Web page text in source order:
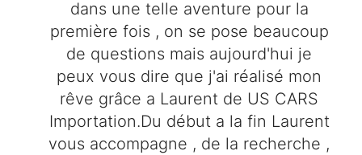
dans une telle aventure pour la
première fois , on se pose beaucoup
de questions mais aujourd'hui je
peux vous dire que j'ai réalisé mon
rêve grâce a Laurent de US CARS
Importation.Du début a la fin Laurent
vous accompagne , de la recherche ,